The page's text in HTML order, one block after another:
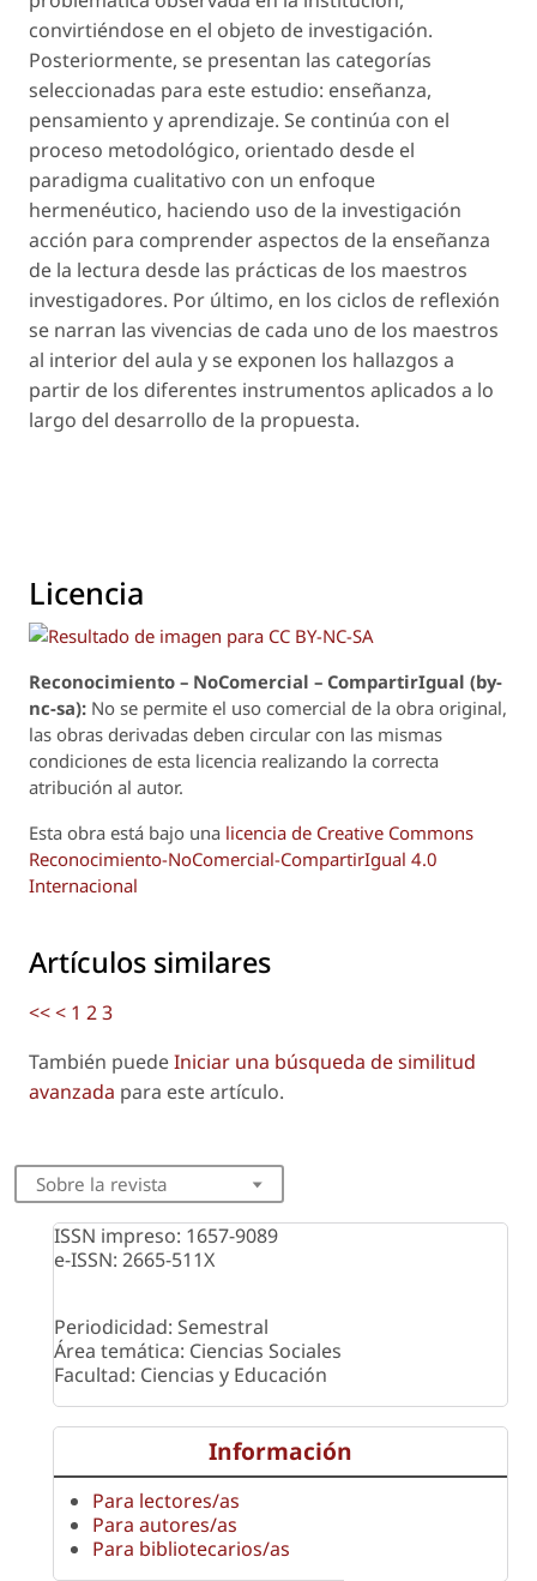
convirtiéndose en el objeto de investigación.
Posteriormente, se presentan las categorías
seleccionadas para este estudio: enseñanza,
pensamiento y aprendizaje. Se continúa con el
proceso metodológico, orientado desde el
paradigma cualitativo con un enfoque
hermenéutico, haciendo uso de la investigación
acción para comprender aspectos de la enseñanza
de la lectura desde las prácticas de los maestros
investigadores. Por último, en los ciclos de reflexión
se narran las vivencias de cada uno de los maestros
al interior del aula y se exponen los hallazgos a
partir de los diferentes instrumentos aplicados a lo
largo del desarrollo de la propuesta.
Licencia
Reconocimiento – NoComercial – CompartirIgual (by-
nc-sa): No se permite el uso comercial de la obra original,
las obras derivadas deben circular con las mismas
condiciones de esta licencia realizando la correcta
atribución al autor.
Esta obra está bajo una licencia de Creative Commons
Reconocimiento-NoComercial-CompartirIgual 4.0
Internacional
Artículos similares
<<< 1 23
También puedeIniciar una búsqueda de similitud
avanzada para este artículo.
Sobre la revista
ISSN impreso: 1657-9089
e-ISSN: 2665-511X
Periodicidad: Semestral
Área temática: Ciencias Sociales
Facultad: Ciencias y Educación
Información
Para lectores/as
Para autores/as
Para bibliotecarios/as